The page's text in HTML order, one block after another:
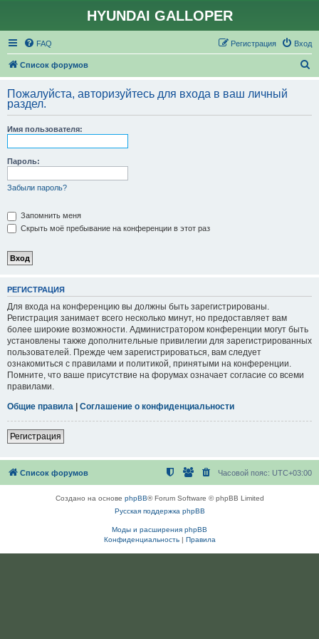
HYUNDAI GALLOPER
FAQ Вход
Регистрация
Список форумов
с
Пожалуйста, авторизуйтесь для входа в ваш личный
раздел.
Имя пользователя:
Пароль:
Забыли пароль?
Запомнить меня
Скрыть моё пребывание на конференции в этот раз
РЕГИСТРАЦИЯ
Для входа на конференцию вы должны быть зарегистрированы.
Регистрация занимает всего несколько минут, но предоставляет вам
более широкие возможности. Администратором конференции могут быть
установлены также дополнительные привилегии для зарегистрированных
пользователей. Прежде чем зарегистрироваться, вам следует
ознакомиться с правилами и политикой, принятыми на конференции.
Помните, что ваше присутствие на форумах означает согласие со всеми
правилами.
Общие правила | Соглашение о конфиденциальности
Регистрация
Список форумов Часовой пояс: UTC+03:00
Создано на основе phpBB® Forum Software © phpBB Limited
Русская поддержка phpBB
Моды и расширения phpBB
Конфиденциальность| Правила